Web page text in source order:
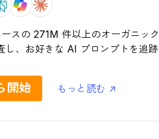
スの 271M 件以上のオーガニッ
し、お好きな AI プロンプトを追
開始 もっと読む ↗